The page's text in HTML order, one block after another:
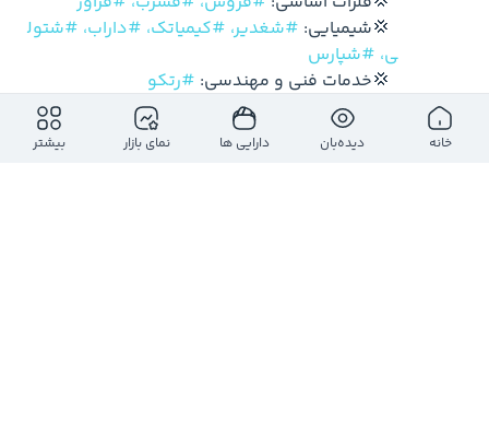
💢شیمیایی: #شغدیر، #کیمیاتک، #داراب، #شتول
ی، #شپارس
💢خدمات فنی و مهندسی: #رتکو
💢سرمایه‌گذاری:
#وثنو، #وجامی، #وثوق،
#وتو
💢اطلاعات:
#آسیاتک
خانه دیده‌بان دارایی ها نمای بازار بیشتر